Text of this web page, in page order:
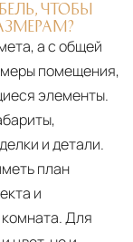
ЧТОБЫ
а с общей
помещения,
элементы.
и детали.
план
и
Для